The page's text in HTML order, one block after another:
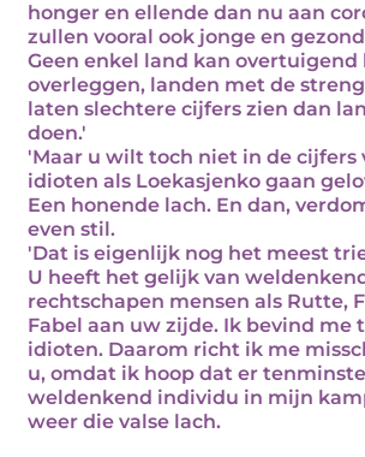
honger en ellende dan nu aan
zullen vooral ook jonge en
Geen enkel land kan overtuigend
overleggen, landen met de
laten slechtere cijfers zien dan
doen.'
'Maar u wilt toch niet in de cijfers
idioten als Loekasjenko gaan
Een honende lach. En dan,
even stil.
'Dat is eigenlijk nog het meest
U heeft het gelijk van
rechtschapen mensen als Rutte,
Fabel aan uw zijde. Ik bevind me
idioten. Daarom richt ik me
u, omdat ik hoop dat er
weldenkend individu in mijn
weer die valse lach.